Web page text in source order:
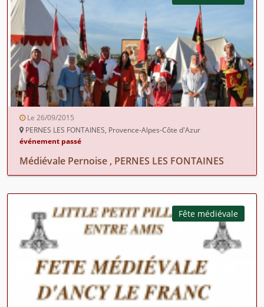
Le 26/09/2015
PERNES LES FONTAINES, Provence-Alpes-Côte d'Azur
événement passé
Médiévale Pernoise , PERNES LES FONTAINES
Fête médiévale